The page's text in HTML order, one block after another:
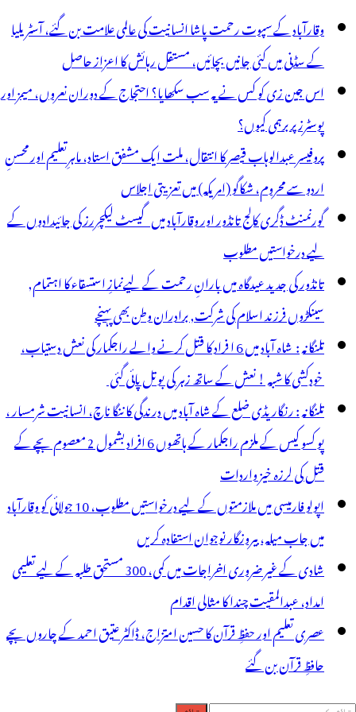
وقارآباد کے سپوت رحمت پاشا انسانیت کی عالمی علامت بن گئے، آسٹریلیا
کے سڈنی میں کئی جانیں بچائیں، مستقل رہائش کا اعزاز حاصل
اس جین زی کو کس نے یہ سب سکھایا؟ احتجاج کے دوران نعروں، میمز اور
پوسٹرز پر برہمی کیوں؟
پروفیسر عبدالوہاب قیصر کا انتقال، ملت ایک مشفق استاد، ماہرِتعلیم اور محسنِ
اردو سے محروم، شکاگو (امریکہ) میں تعزیتی اجلاس
گورنمنٹ ڈگری کالج تانڈور اور وقارآباد میں گیسٹ لیکچررز کی جائیدادوں کے
لیے درخواستیں مطلوب
تانڈور کی جدید عیدگاہ میں بارانِ رحمت کے لیےنمازِ استسقاء کا اہتمام,
سینکڑوں فرزند اسلام کی شرکت, برادران وطن بھی پہنچے
تلنگانہ : شاہ آباد میں 6 ا فراد کا قتل کرنے والے راجکمار کی نعش دستیاب،
خودکشی کا شبہ ! نعش کے ساتھ زہر کی بوتل پائی گئی
تلنگانہ : رنگاریڈی ضلع کے شاہ آباد میں درندگی کا ننگا ناچ، انسانیت شرمسار ،
پو کسو کیس کے ملزم راجکمار کے ہاتھوں 6 افراد بشمول 2 معصوم بچے کے
قتل کی لرزہ خیز واردات
اپولو فارمیسی میں ملازمتوں کے لیے درخواستیں مطلوب، 10 جولائی کو وقارآباد
میں جاب میلہ، بیروزگار نوجوان استفادہ کریں
شادی کے غیر ضروری اخراجات میں کمی، 300 مستحق طلبہ کے لیے تعلیمی
امداد، عبدالمقیت چندا کا مثالی اقدام
عصری تعلیم اور حفظِ قرآن کا حسین امتزاج، ڈاکٹر عتیق احمد کے چاروں بچے
حافظِ قرآن بن گئے